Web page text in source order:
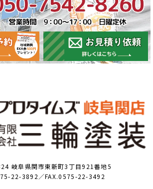
岐阜県関市東新町3丁目921番地5
22-3892／FAX.0575-22-3492